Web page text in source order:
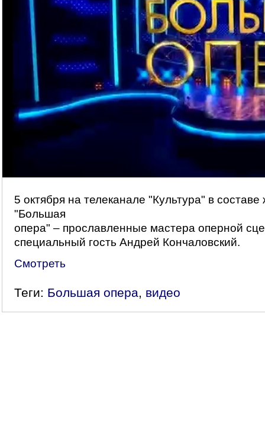
5 октября на телеканале "Культура" в
"Большая
опера" – прославленные мастера оперной
специальный гость Андрей Кончаловский.
Смотреть
Теги: Большая опера, видео